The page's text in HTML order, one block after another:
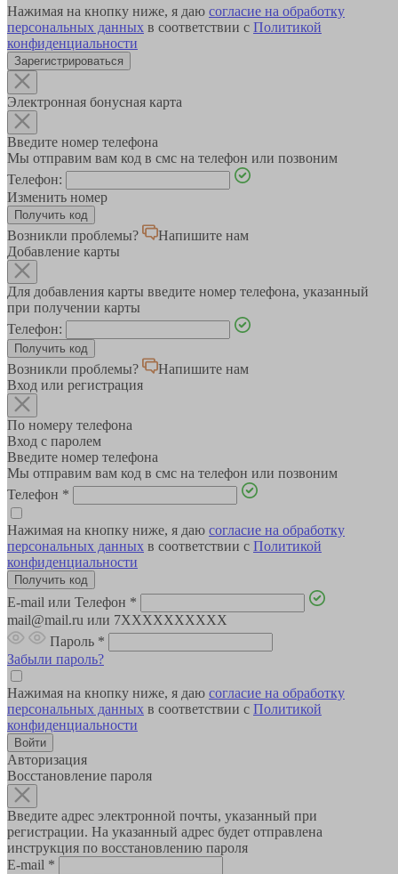
Нажимая на кнопку ниже, я даю согласие на обработку
персональных данных в соответствии с Политикой
конфиденциальности
Зарегистрироваться
Электронная бонусная карта
Введите номер телефона
Мы отправим вам код в смс на телефон или позвоним
Телефон:
Изменить номер
Возникли проблемы?
Напишите нам
Добавление карты
Для добавления карты введите номер телефона, указанный
при получении карты
Телефон:
Возникли проблемы?
Напишите нам
Вход или регистрация
По номеру телефона
Вход с паролем
Введите номер телефона
Мы отправим вам код в смс на телефон или позвоним
Телефон *
Нажимая на кнопку ниже, я даю согласие на обработку
персональных данных в соответствии с Политикой
конфиденциальности
E-mail или Телефон *
mail@mail.ru или 7XXXXXXXXXX
Пароль *
Забыли пароль?
Нажимая на кнопку ниже, я даю согласие на обработку
персональных данных в соответствии с Политикой
конфиденциальности
Авторизация
Восстановление пароля
Введите адрес электронной почты, указанный при
регистрации. На указанный адрес будет отправлена
инструкция по восстановлению пароля
E-mail *